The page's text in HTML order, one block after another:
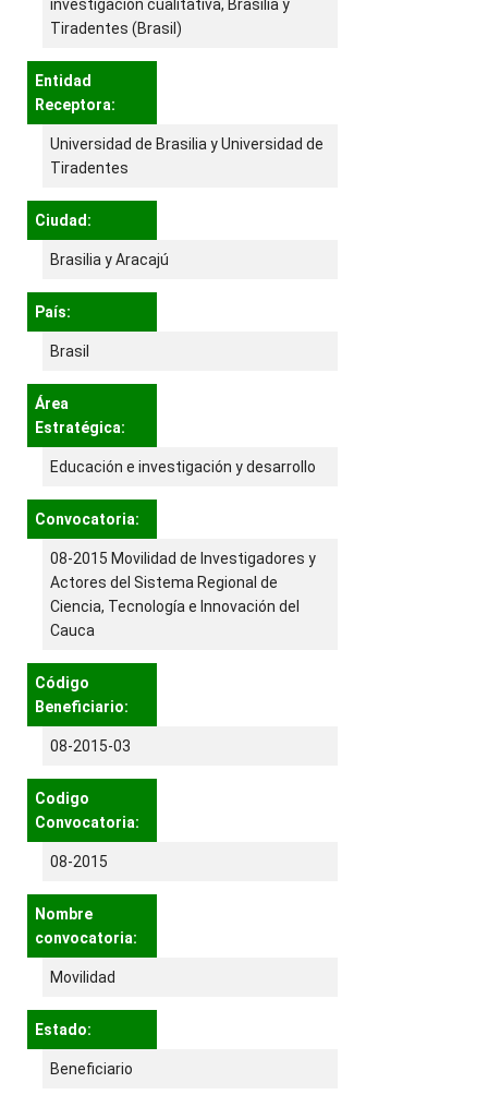
investigación cualitativa, Brasilia y
Tiradentes (Brasil)
Entidad
Receptora:
Universidad de Brasilia y Universidad de
Tiradentes
Ciudad:
Brasilia y Aracajú
País:
Brasil
Área
Estratégica:
Educación e investigación y desarrollo
Convocatoria:
08-2015 Movilidad de Investigadores y
Actores del Sistema Regional de
Ciencia, Tecnología e Innovación del
Cauca
Código
Beneficiario:
08-2015-03
Codigo
Convocatoria:
08-2015
Nombre
convocatoria:
Movilidad
Estado:
Beneficiario